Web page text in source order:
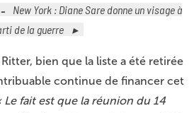
New York : Diane Sare donne un visage à
de la guerre
bien que la liste a été retirée
continue de financer cet
Le fait est que la réunion du 14